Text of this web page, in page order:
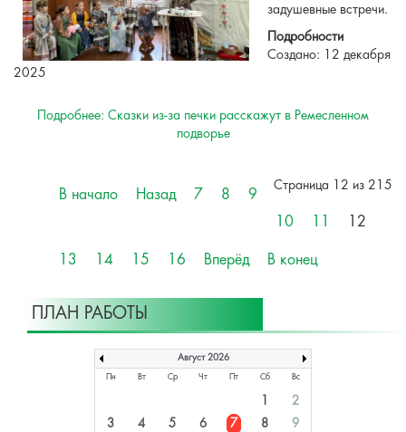
задушевные встречи.
Подробности
Создано: 12 декабря
2025
Подробнее: Сказки из-за печки расскажут в Ремесленном
подворье
Страница 12 из 215
В начало Назад 7 8
9
10
12
13 14 15 16 Вперёд В конец
ПЛАН РАБОТЫ
Август 2026
Пн Вт Ср Чт Пт Сб Вс
2
3
4 5 6 7 8
9